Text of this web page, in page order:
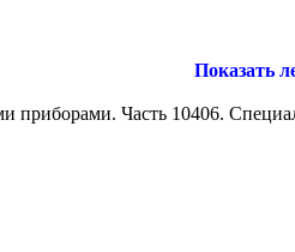
Показать
приборами. Часть 10406.